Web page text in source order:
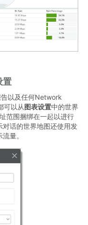
置
以及任何Network
可以从图表设置中的世界
范围捆绑在一起以进行
话的世界地图还使用发
量。